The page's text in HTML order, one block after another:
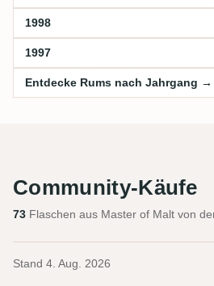
1998
1997
Entdecke Rums nach Jahrgang →
Community-Käufe
73 Flaschen aus Master of Malt von
Stand 4. Aug. 2026